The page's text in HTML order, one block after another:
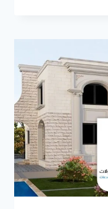
ت
0541309913
بناء
غرفة
ساندوتش
بانل
بالدمام